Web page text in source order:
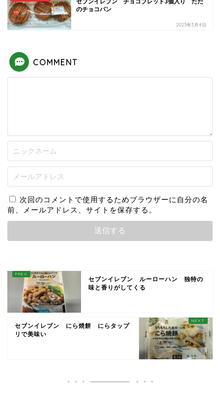
セブンイレブン チョコブレッド3個入り ただ
のチョコパン
2023年3月4日
COMMENT
次回のコメントで使用するためブラウザーに自分の名
前、メールアドレス、サイトを保存する。
セブンイレブン ルーローハン 独特の
味と香りがしてくる
セブンイレブン にら焼餅 にらタップ
リで美味い